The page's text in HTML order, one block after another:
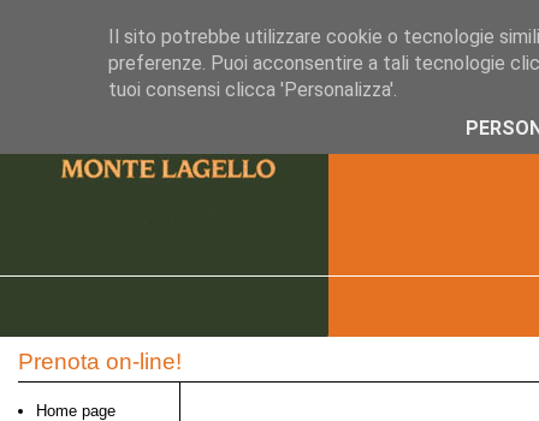
Prenota on-line!
Home page
Il sito potrebbe utilizzare cookie o tecnologie
preferenze. Puoi acconsentire a tali tecnologie
tuoi consensi clicca 'Personalizza'.